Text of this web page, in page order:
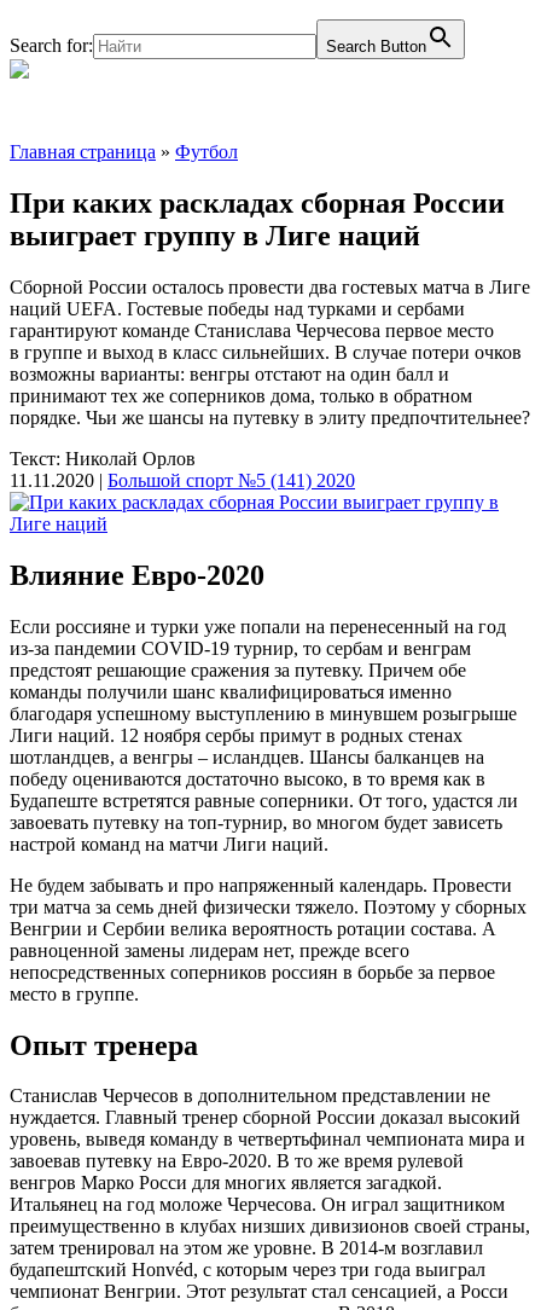
Search for: Search Button
Главная страница » Футбол
При каких раскладах сборная России
выиграет группу в Лиге наций
Сборной России осталось провести два гостевых матча в Лиге
наций UEFA. Гостевые победы над турками и сербами
гарантируют команде Станислава Черчесова первое место
в группе и выход в класс сильнейших. В случае потери очков
возможны варианты: венгры отстают на один балл и
принимают тех же соперников дома, только в обратном
порядке. Чьи же шансы на путевку в элиту предпочтительнее?
Текст: Николай Орлов
11.11.2020 | Большой спорт №5 (141) 2020
Влияние Евро-2020
Если россияне и турки уже попали на перенесенный на год
из-за пандемии COVID-19 турнир, то сербам и венграм
предстоят решающие сражения за путевку. Причем обе
команды получили шанс квалифицироваться именно
благодаря успешному выступлению в минувшем розыгрыше
Лиги наций. 12 ноября сербы примут в родных стенах
шотландцев, а венгры – исландцев. Шансы балканцев на
победу оцениваются достаточно высоко, в то время как в
Будапеште встретятся равные соперники. От того, удастся ли
завоевать путевку на топ-турнир, во многом будет зависеть
настрой команд на матчи Лиги наций.
Не будем забывать и про напряженный календарь. Провести
три матча за семь дней физически тяжело. Поэтому у сборных
Венгрии и Сербии велика вероятность ротации состава. А
равноценной замены лидерам нет, прежде всего
непосредственных соперников россиян в борьбе за первое
место в группе.
Опыт тренера
Станислав Черчесов в дополнительном представлении не
нуждается. Главный тренер сборной России доказал высокий
уровень, выведя команду в четвертьфинал чемпионата мира и
завоевав путевку на Евро-2020. В то же время рулевой
венгров Марко Росси для многих является загадкой.
Итальянец на год моложе Черчесова. Он играл защитником
преимущественно в клубах низших дивизионов своей страны,
затем тренировал на этом же уровне. В 2014-м возглавил
будапештский Honvéd, с которым через три года выиграл
чемпионат Венгрии. Этот результат стал сенсацией, а Росси